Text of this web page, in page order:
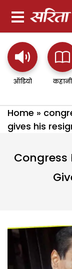
ऑडियो कहानी
Home »
gives his
Congress